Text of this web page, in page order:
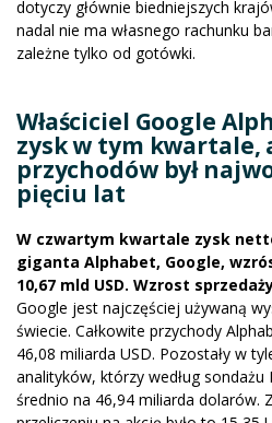
dotyczy głównie biedniejszych
nadal nie ma własnego rachunku
zależne tylko od gotówki.
Właściciel Google
zysk w tym kwartale,
przychodów był
pięciu lat
W czwartym kwartale zysk
giganta Alphabet, Google,
10,67 mld USD. Wzrost
Google jest najczęściej używaną
świecie. Całkowite przychody
46,08 miliarda USD. Pozostały w
analityków, którzy według sondażu
średnio na 46,94 miliarda dolarów.